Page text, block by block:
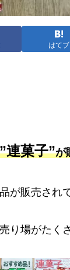
はてブ
”連菓子”が
が販売され
り場がたく